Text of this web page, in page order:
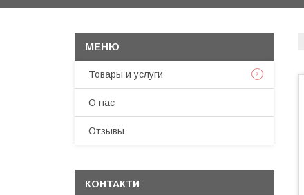
Товары и услуги
О нас
Отзывы
КОНТАКТИ